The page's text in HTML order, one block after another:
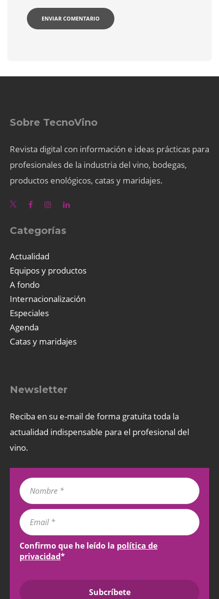
Sobre TecnoVino
Revista digital con información e ideas prácticas para
profesionales de la industria del vino, bodegas,
productos enológicos, catas y maridajes.
Categorías
Actualidad
Equipos y productos
A fondo
Internacionalización
Especiales
Agenda
Catas y maridajes
Newsletter
Reciba en su e-mail de forma gratuita toda la
actualidad indispensable para el profesional del
vino.
Confirmo que he leído la política de
privacidad*